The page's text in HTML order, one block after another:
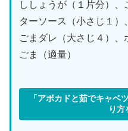
ししょうが（１片分）
ターソース（小さじ１）
ごまダレ（大さじ４）、
ごま（適量）
「アボカドと茹でキャベ
り方